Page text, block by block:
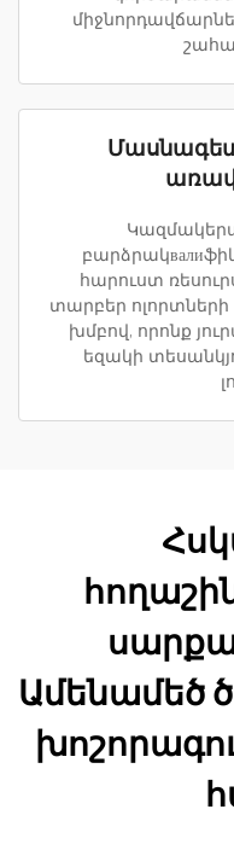
հարուստ
տարբեր
խմբով, որոնք
եզակի
Ամենամեծ